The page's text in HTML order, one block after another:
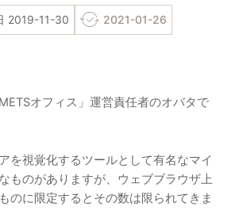
2019-11-30 2021-01-26
オフィス」運営責任者のオバタで
を視覚化するツールとして有名なマイ
ものがありますが、ウェブブラウザ上
のに限定するとその数は限られてきま